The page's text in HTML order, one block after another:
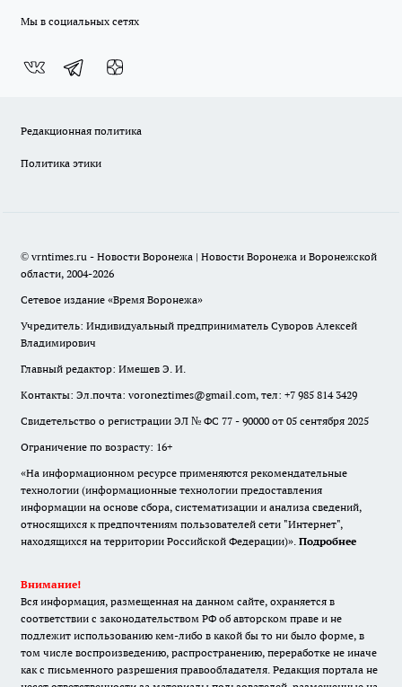
Мы в социальных сетях
Редакционная политика
Политика этики
© vrntimes.ru - Новости Воронежа | Новости Воронежа и Воронежской
области, 2004-2026
Сетевое издание «Время Воронежа»
Учредитель: Индивидуальный предприниматель Суворов Алексей
Владимирович
Главный редактор: Имешев Э. И.
Контакты: Эл.почта: voroneztimes@gmail.com, тел: +7 985 814 3429
Свидетельство о регистрации ЭЛ № ФС 77 - 90000 от 05 сентября 2025
Ограничение по возрасту: 16+
«На информационном ресурсе применяются рекомендательные
технологии (информационные технологии предоставления
информации на основе сбора, систематизации и анализа сведений,
относящихся к предпочтениям пользователей сети "Интернет",
находящихся на территории Российской Федерации)». Подробнее
Внимание!
Вся информация, размещенная на данном сайте, охраняется в
соответствии с законодательством РФ об авторском праве и не
подлежит использованию кем-либо в какой бы то ни было форме, в
том числе воспроизведению, распространению, переработке не иначе
как с письменного разрешения правообладателя. Редакция портала не